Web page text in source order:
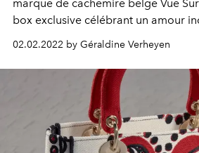
marque de cachemire belge Vue
box exclusive célébrant un amour
mode, sensualité et solidarité.
02.02.2022 by Géraldine Verheyen